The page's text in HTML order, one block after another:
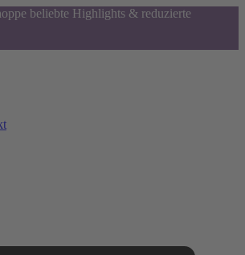
beliebte Highlights & reduzierte